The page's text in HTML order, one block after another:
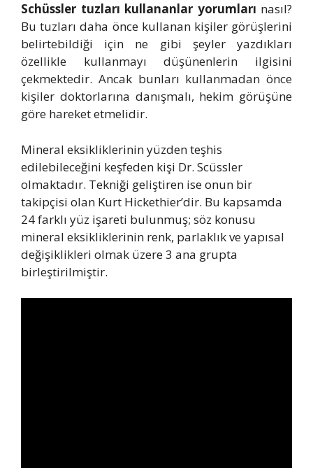
Schüssler tuzları kullananlar yorumları nasıl?
Bu tuzları daha önce kullanan kişiler görüşlerini
belirtebildiği için ne gibi şeyler yazdıkları
özellikle kullanmayı düşünenlerin ilgisini
çekmektedir. Ancak bunları kullanmadan önce
kişiler doktorlarına danışmalı, hekim görüşüne
göre hareket etmelidir.
Mineral eksikliklerinin yüzden teşhis
edilebileceğini keşfeden kişi Dr. Scüssler
olmaktadır. Tekniği geliştiren ise onun bir
takipçisi olan Kurt Hickethier’dir. Bu kapsamda
24 farklı yüz işareti bulunmuş; söz konusu
mineral eksikliklerinin renk, parlaklık ve yapısal
değişiklikleri olmak üzere 3 ana grupta
birleştirilmiştir.